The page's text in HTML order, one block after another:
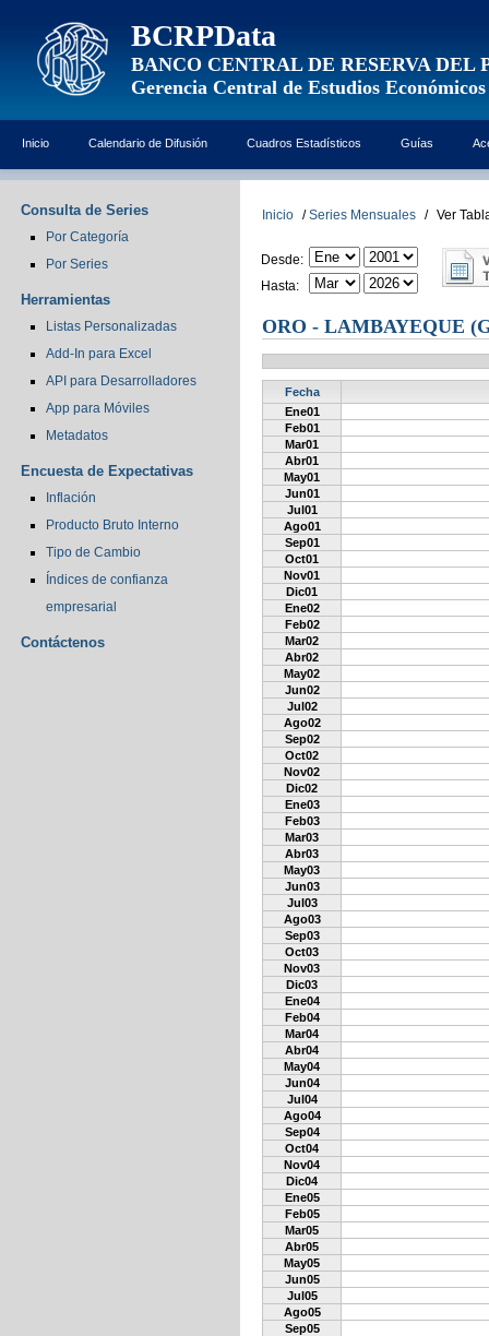
BCRPData
BANCO CENTRAL DE RESERVA DEL
Gerencia Central de Estudios Económicos
Inicio Calendario de Difusión Cuadros Estadísticos Guías
Consulta de Series
Por Categoría
Por Series
Herramientas
Listas Personalizadas
Add-In para Excel
API para Desarrolladores
App para Móviles
Metadatos
Encuesta de Expectativas
Inflación
Producto Bruto Interno
Tipo de Cambio
Índices de confianza
empresarial
Contáctenos
Inicio / Series Mensuales / Ver
Desde:
Hasta:
ORO - LAMBAYEQUE
Fecha
Ene01
Feb01
Mar01
Abr01
May01
Jun01
Jul01
Ago01
Sep01
Oct01
Nov01
Dic01
Ene02
Feb02
Mar02
Abr02
May02
Jun02
Jul02
Ago02
Sep02
Oct02
Nov02
Dic02
Ene03
Feb03
Mar03
Abr03
May03
Jun03
Jul03
Ago03
Sep03
Oct03
Nov03
Dic03
Ene04
Feb04
Mar04
Abr04
May04
Jun04
Jul04
Ago04
Sep04
Oct04
Nov04
Dic04
Ene05
Feb05
Mar05
Abr05
May05
Jun05
Jul05
Ago05
Sep05